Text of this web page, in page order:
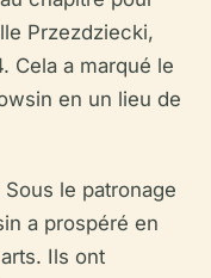
Przezdziecki,
Cela a marqué le
en un lieu de
Sous le patronage
a prospéré en
Ils ont